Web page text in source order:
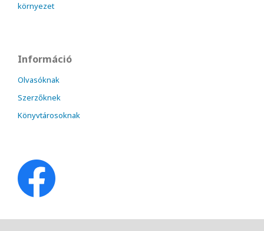
környezet
Információ
Olvasóknak
Szerzőknek
Könyvtárosoknak